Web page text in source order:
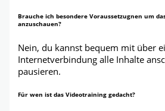
Brauche ich besondere Voraussetzugnen um
anzuschauen?
Nein, du kannst bequem mit über
Internetverbindung alle Inhalte
pausieren.
Für wen ist das Videotraining gedacht?